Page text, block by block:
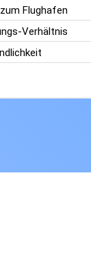
Flughafen
Verhältnis